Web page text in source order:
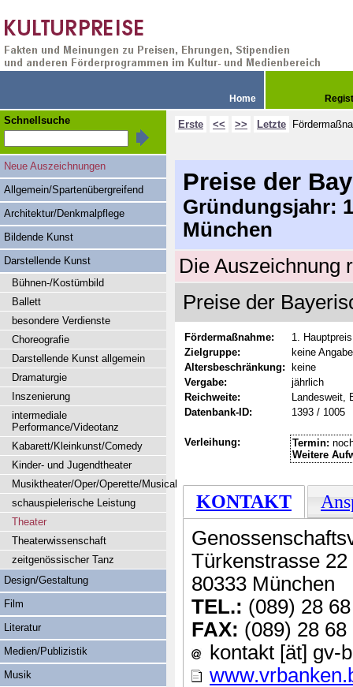
Home
Erste << >> Letzte
Preise der
Gründungsjahr:
München
Die Auszeichnung
Preise der
Fördermaßnahme:
1. Hauptpreis
Zielgruppe:
keine Angabe
Altersbeschränkung:
keine
Vergabe:
jährlich
Reichweite:
Landesweit,
Datenbank-ID:
1393 / 1005
Verleihung: Termin:
Weitere
KONTAKT
Türkenstrasse 22
80333 München
TEL.: (089) 28
FAX: (089) 28 68
kontakt [ät] gv-
Schnellsuche
Neue Auszeichnungen
Allgemein/Spartenübergreifend
Architektur/Denkmalpflege
Bildende Kunst
Darstellende Kunst
Bühnen-/Kostümbild
Ballett
besondere Verdienste
Choreografie
Darstellende Kunst allgemein
Dramaturgie
Inszenierung
intermediale
Performance/Videotanz
Kabarett/Kleinkunst/Comedy
Kinder- und Jugendtheater
Musiktheater/Oper/Operette/Musical
schauspielerische Leistung
Theater
Theaterwissenschaft
zeitgenössischer Tanz
Design/Gestaltung
Film
Literatur
Medien/Publizistik
Musik